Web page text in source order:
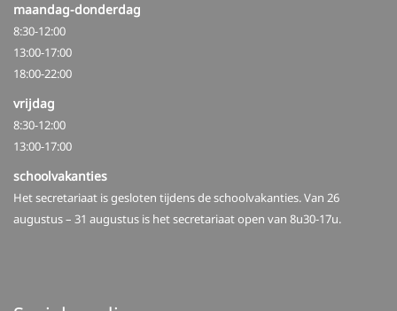
maandag-donderdag
8:30-12:00
13:00-17:00
18:00-22:00
vrijdag
8:30-12:00
13:00-17:00
schoolvakanties
Het secretariaat is gesloten tijdens de schoolvakanties. Van 26
augustus – 31 augustus is het secretariaat open van 8u30-17u.